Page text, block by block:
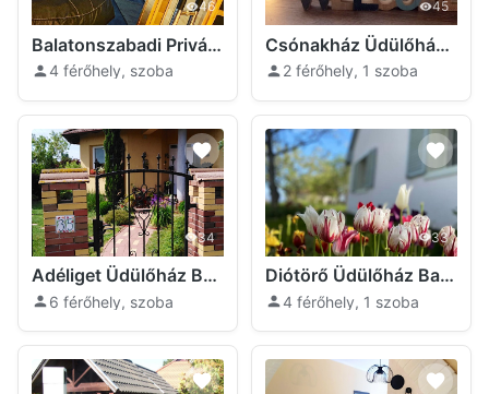
46
Balatonszabadi Privát Balatonszabadi
4 férőhely, szoba
45
Csónakház Üdülőház Balatonszabadi
2 férőhely, 1 szoba
34
Adéliget Üdülőház Balatonszabadi
6 férőhely, szoba
33
Diótörő Üdülőház Balatonszabadi
4 férőhely, 1 szoba